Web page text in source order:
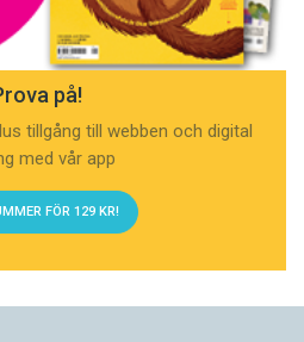
på!
tillgång till webben och digital
med vår app
FÖR 129 KR!